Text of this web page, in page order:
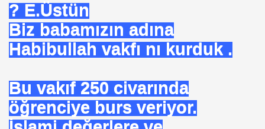
? E.Üstün
Biz babamızın adına
Habibullah vakfı nı kurduk .
Bu vakıf 250 civarında
öğrenciye burs veriyor.
ATILIYOR
(2018)
olduk mu